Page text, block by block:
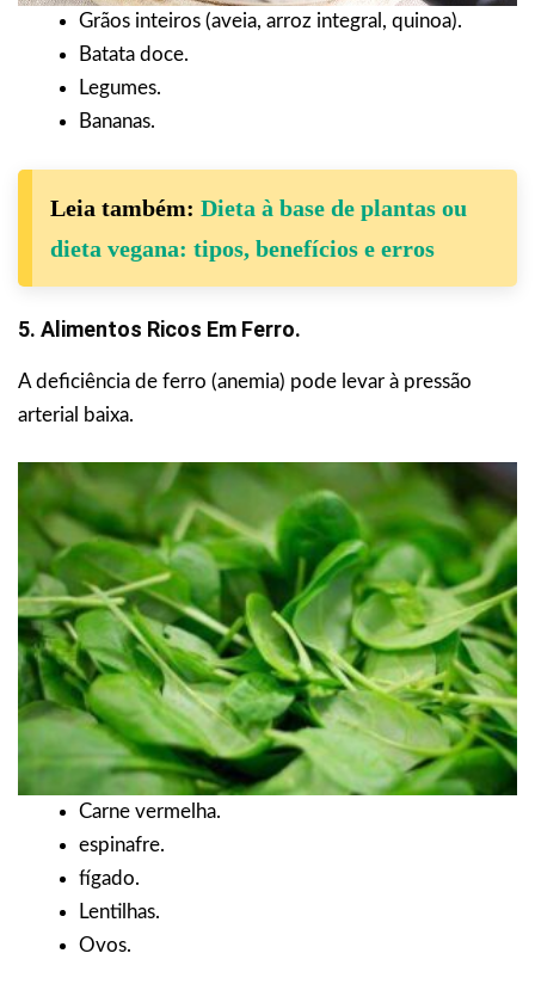
Grãos inteiros (aveia, arroz integral, quinoa).
Batata doce.
Legumes.
Bananas.
Leia também: Dieta à base de plantas ou
dieta vegana: tipos, benefícios e erros
5. Alimentos Ricos Em Ferro.
A deficiência de ferro (anemia) pode levar à pressão
arterial baixa.
Carne vermelha.
espinafre.
fígado.
Lentilhas.
Ovos.